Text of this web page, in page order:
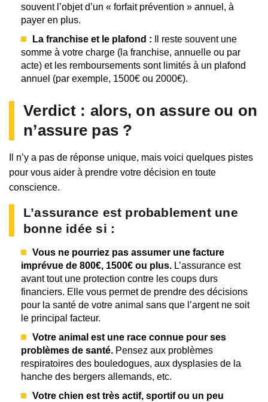
souvent l’objet d’un « forfait prévention » annuel, à
payer en plus.
La franchise et le plafond : Il reste souvent une
somme à votre charge (la franchise, annuelle ou par
acte) et les remboursements sont limités à un plafond
annuel (par exemple, 1500€ ou 2000€).
Verdict : alors, on assure ou on
n’assure pas ?
Il n’y a pas de réponse unique, mais voici quelques pistes
pour vous aider à prendre votre décision en toute
conscience.
L’assurance est probablement une
bonne idée si :
Vous ne pourriez pas assumer une facture
imprévue de 800€, 1500€ ou plus. L’assurance est
avant tout une protection contre les coups durs
financiers. Elle vous permet de prendre des décisions
pour la santé de votre animal sans que l’argent ne soit
le principal facteur.
Votre animal est une race connue pour ses
problèmes de santé. Pensez aux problèmes
respiratoires des bouledogues, aux dysplasies de la
hanche des bergers allemands, etc.
Votre chien est très actif, sportif ou un peu